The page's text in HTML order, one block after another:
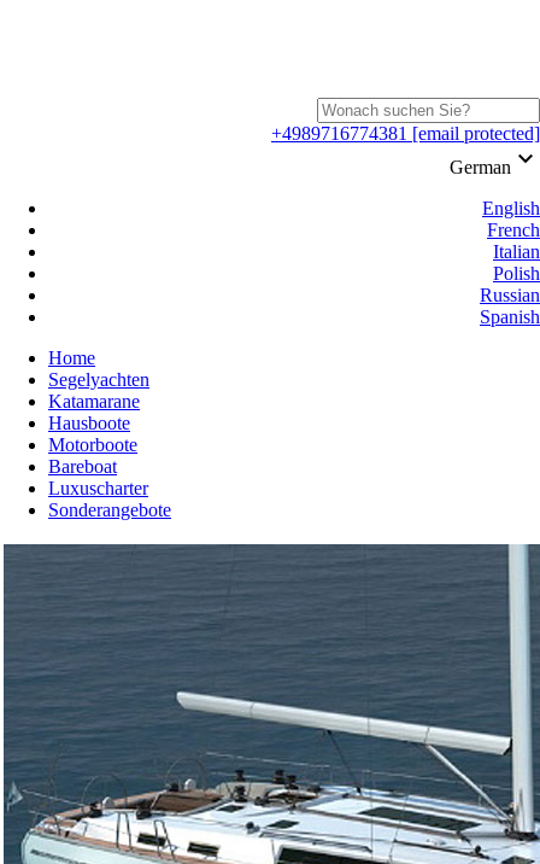
+4989716774381 [email protected]
German keyboard_arrow_down
English
French
Italian
Polish
Russian
Spanish
Home
Segelyachten
Katamarane
Hausboote
Motorboote
Bareboat
Luxuscharter
Sonderangebote